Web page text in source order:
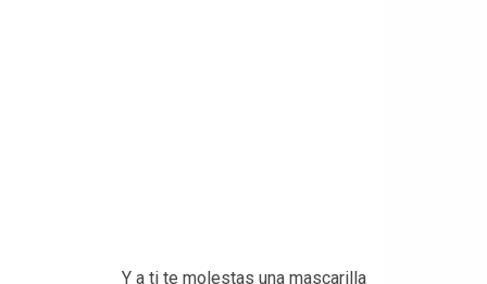
Y a ti te molestas una mascarilla